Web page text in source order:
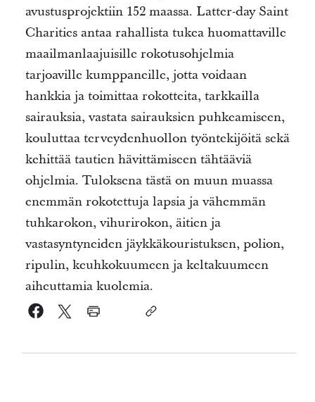
avustusprojektiin 152 maassa. Latter-day Saint
Charities antaa rahallista tukea huomattaville
maailmanlaajuisille rokotusohjelmia
tarjoaville kumppaneille, jotta voidaan
hankkia ja toimittaa rokotteita, tarkkailla
sairauksia, vastata sairauksien puhkeamiseen,
kouluttaa terveydenhuollon työntekijöitä sekä
kehittää tautien hävittämiseen tähtääviä
ohjelmia. Tuloksena tästä on muun muassa
enemmän rokotettuja lapsia ja vähemmän
tuhkarokon, vihurirokon, äitien ja
vastasyntyneiden jäykkäkouristuksen, polion,
ripulin, keuhkokuumeen ja keltakuumeen
aiheuttamia kuolemia.